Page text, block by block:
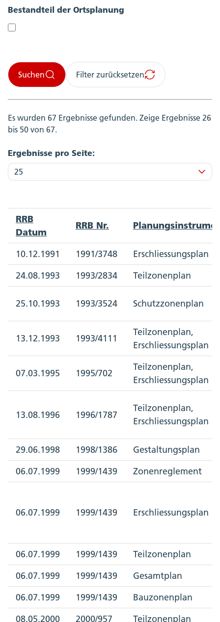
Bestandteil der Ortsplanung
Suchen Filter zurücksetzen
Es wurden 67 Ergebnisse gefunden. Zeige Ergebnisse 26
bis 50 von 67.
Ergebnisse pro Seite:
RRB
Datum
RRB Nr.
10.12.1991 1991/3748
Erschliessungsplan
24.08.1993
1993/2834 Teilzonenplan
25.10.1993 1993/3524 Schutzzonenplan
13.12.1993 1993/4111
Teilzonenplan,
Erschliessungsplan
07.03.1995 1995/702
Teilzonenplan,
Erschliessungsplan
13.08.1996 1996/1787
Teilzonenplan,
Erschliessungsplan
29.06.1998 1998/1386
Gestaltungsplan
06.07.1999
1999/1439 Zonenreglement
06.07.1999 1999/1439 Erschliessungsplan
06.07.1999 1999/1439
Teilzonenplan
06.07.1999
1999/1439
Gesamtplan
06.07.1999
1999/1439
Bauzonenplan
08.05.2000
2000/957 Teilzonenplan